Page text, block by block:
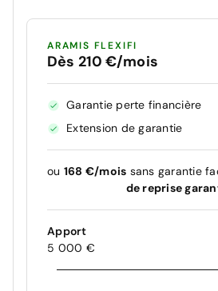
ARAMIS FLEXIFI
Dès 210 €/mois
Garantie perte financière
Extension de garantie
ou 168 €/mois sans garantie
de reprise
Apport
5 000 €